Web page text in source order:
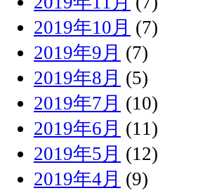
2019年10月 (7)
2019年9月 (7)
2019年8月 (5)
2019年7月 (10)
2019年6月 (11)
2019年5月 (12)
2019年4月 (9)